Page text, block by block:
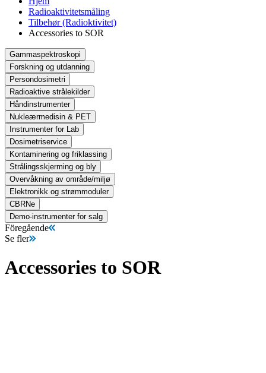
Radioaktivitetsmåling
Tilbehør (Radioktivitet)
Accessories to SOR
Gammaspektroskopi
Forskning og utdanning
Persondosimetri
Radioaktive strålekilder
Håndinstrumenter
Nukleærmedisin & PET
Instrumenter for Lab
Dosimetriservice
Kontaminering og friklassing
Strålingsskjerming og bly
Overvåkning av område/miljø
Elektronikk og strømmoduler
CBRNe
Demo-instrumenter for salg
Föregående
Se fler
Accessories to SOR